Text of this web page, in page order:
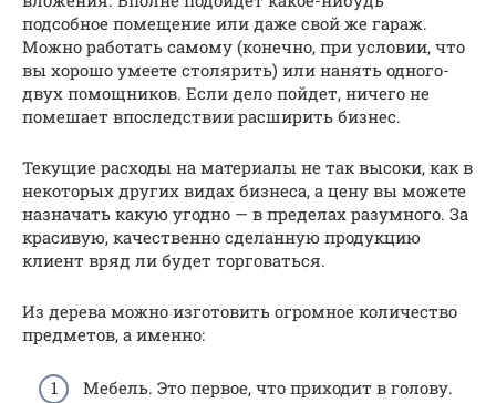
подсобное помещение или даже свой же гараж.
Можно работать самому (конечно, при условии, что
вы хорошо умеете столярить) или нанять одного-
двух помощников. Если дело пойдет, ничего не
помешает впоследствии расширить бизнес.
Текущие расходы на материалы не так высоки, как в
некоторых других видах бизнеса, а цену вы можете
назначать какую угодно — в пределах разумного. За
красивую, качественно сделанную продукцию
клиент вряд ли будет торговаться.
Из дерева можно изготовить огромное количество
предметов, а именно:
Мебель. Это первое, что приходит в голову.